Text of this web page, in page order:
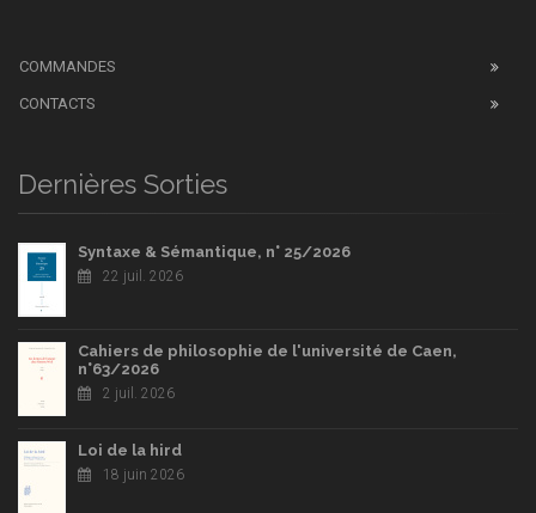
COMMANDES
CONTACTS
Dernières Sorties
Syntaxe & Sémantique, n° 25/2026
22 juil. 2026
Cahiers de philosophie de l'université de Caen,
n°63/2026
2 juil. 2026
Loi de la hird
18 juin 2026